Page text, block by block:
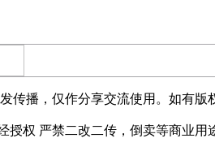
播，仅作分享交流使用。如有版
权 严禁二改二传，倒卖等商业用